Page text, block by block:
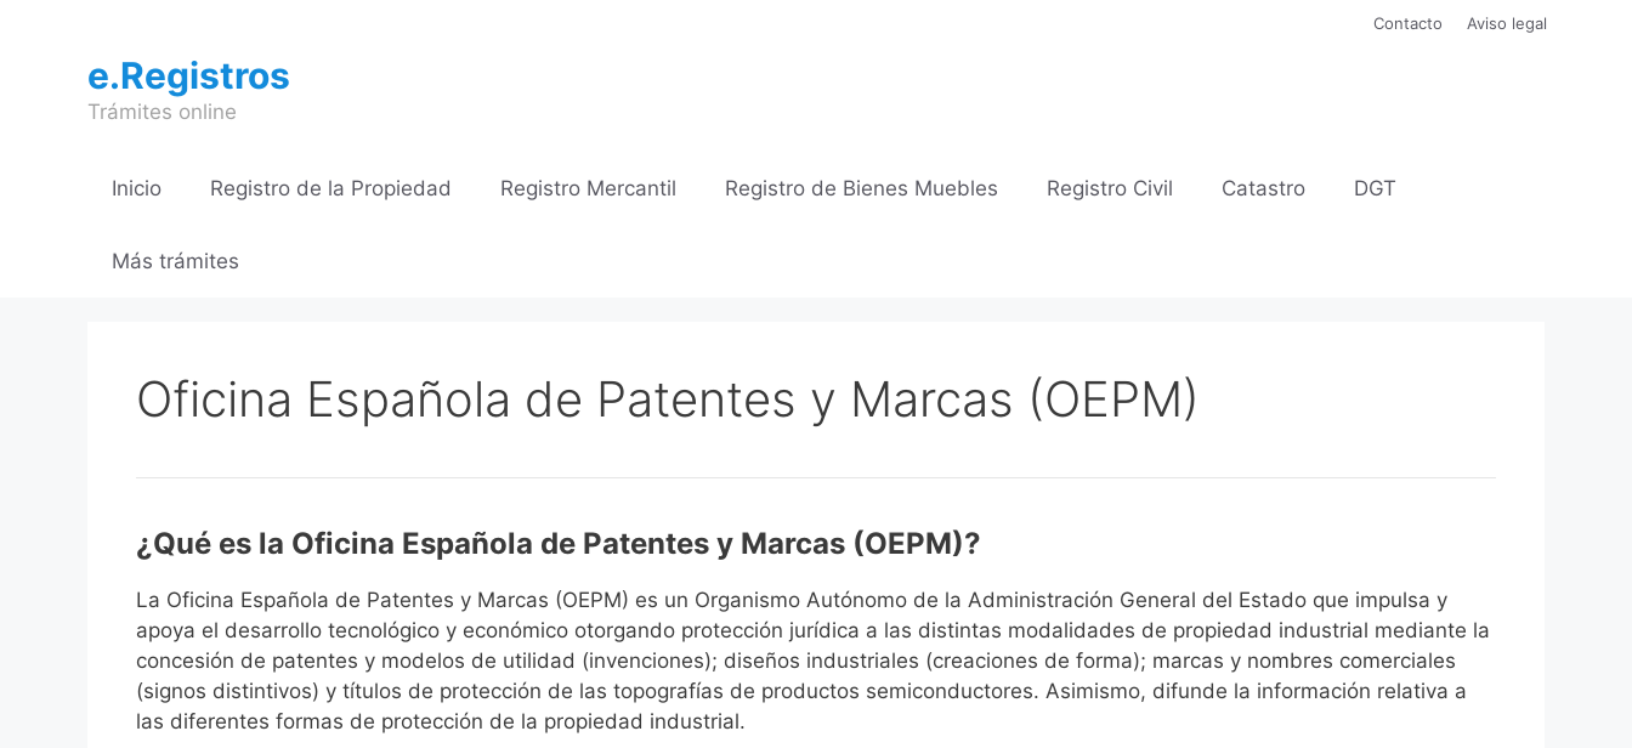
contenido
Contacto Aviso legal
e.Registros
Trámites online
Inicio Registro de la Propiedad Registro Mercantil Registro de Bienes Muebles Registro Civil Catastro DGT
Más trámites
Oficina Española de Patentes y Marcas (OEPM)
¿Qué es la Oficina Española de Patentes y Marcas (OEPM)?
La Oficina Española de Patentes y Marcas (OEPM) es un Organismo Autónomo de la Administración General del Estado que impulsa y
apoya el desarrollo tecnológico y económico otorgando protección jurídica a las distintas modalidades de propiedad industrial mediante la
concesión de patentes y modelos de utilidad (invenciones); diseños industriales (creaciones de forma); marcas y nombres comerciales
(signos distintivos) y títulos de protección de las topografías de productos semiconductores. Asimismo, difunde la información relativa a
las diferentes formas de protección de la propiedad industrial.